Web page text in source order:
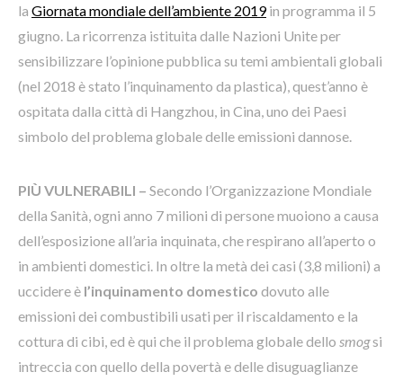
la Giornata mondiale dell’ambiente 2019in programma il 5
giugno. La ricorrenza istituita dalle Nazioni Unite per
sensibilizzare l’opinione pubblica su temi ambientali globali
(nel 2018 è stato l’inquinamento da plastica), quest’anno è
ospitata dalla città di Hangzhou, in Cina, uno dei Paesi
simbolo del problema globale delle emissioni dannose.
PIÙ VULNERABILI – Secondo l’Organizzazione Mondiale
della Sanità, ogni anno 7 milioni di persone muoiono a causa
dell’esposizione all’aria inquinata, che respirano all’aperto o
in ambienti domestici. In oltre la metà dei casi (3,8 milioni) a
uccidere è l’inquinamento domestico dovuto alle
emissioni dei combustibili usati per il riscaldamento e la
cottura di cibi, ed è qui che il problema globale dello smogsi
intreccia con quello della povertà e delle disuguaglianze